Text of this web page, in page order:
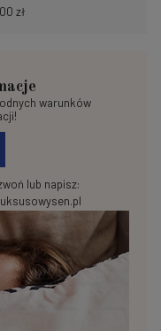
zł
warunków
lub napisz: